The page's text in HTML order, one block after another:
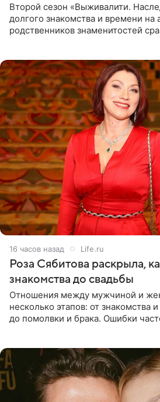
Второй сезон «Выживалити.
долгого знакомства и времени
родственников знаменитостей
16 часов назад Life.ru
Роза Сябитова раскрыла,
знакомства до свадьбы
Отношения между мужчиной и
несколько этапов: от знакомства
до помолвки и брака. Ошибки